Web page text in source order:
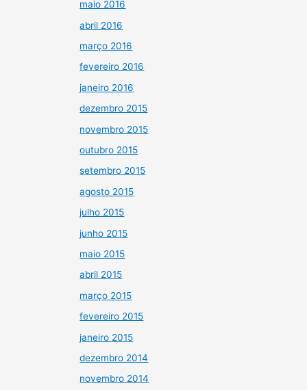
maio 2016
abril 2016
março 2016
fevereiro 2016
janeiro 2016
dezembro 2015
novembro 2015
outubro 2015
setembro 2015
agosto 2015
julho 2015
junho 2015
maio 2015
abril 2015
março 2015
fevereiro 2015
janeiro 2015
dezembro 2014
novembro 2014